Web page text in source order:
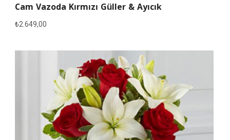
Cam Vazoda Kırmızı Güller & Ayıcık
₺2.649,00